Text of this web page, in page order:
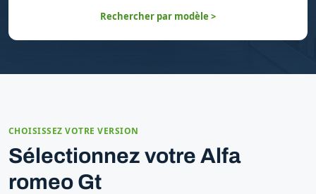
Rechercher par modèle >
CHOISISSEZ VOTRE VERSION
Sélectionnez votre Alfa
romeo Gt